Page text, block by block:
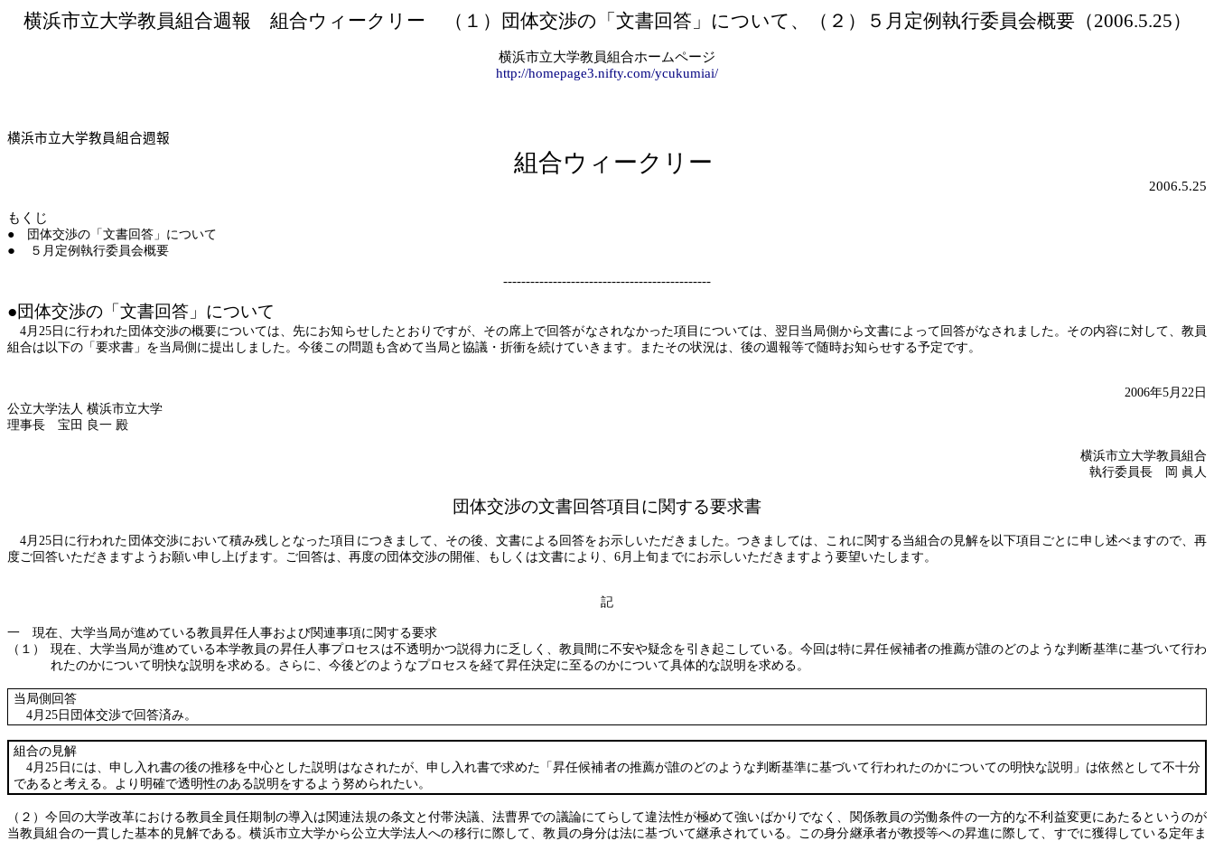
横浜市立大学教員組合週報 組合ウィークリー （１）団体交渉の「文書回答」について、（２）５月定例執行委員会概要（2006.5.25）
横浜市立大学教員組合ホームページ
http://homepage3.nifty.com/ycukumiai/
横浜市立大学教員組合週報
組合ウィークリー
2006.5.25
もくじ
● 団体交渉の「文書回答」について
● ５月定例執行委員会概要
----------------------------------------------
●団体交渉の「文書回答」について
4月25 日に行われた団体交渉の概要については、先にお知らせしたとおりですが、その席上で回答がなされなかった項目については、翌日当局側から文書によって回答がなされました。その内容に対して、教員
組合は以下の「要求書」を当局側に提出しました。今後この問題も含めて当局と協議・折衝を続けていきます。またその状況は、後の週報等で随時お知らせする予定です。
2006年5月 22 日
公立大学法人 横浜市立大学
理事長 宝田
良一 殿
横浜市立大学教員組合
執行委員長 岡 眞人
団体交渉の文書回答項目に関する要求書
4月25 日に行われた団体交渉において積み残しとなった項目につきまして、その後、文書による回答をお示しいただきました。つきましては、これに関する当組合の見解を以下項目ごとに申し述べますので、再
度ご回答いただきますようお願い申し上げます。ご回答は、再度の団体交渉の開催、もしくは文書により、 6月上旬までにお示しいただきますよう要望いたします。
記
一 現在、大学当局が進めている教員昇任人事および関連事項に関する要求
（１）
現在、大学当局が進めている本学教員の昇任人事プロセスは不透明かつ説得力に乏しく、教員間に不安や疑念を引き起こしている。今回は特に昇任候補者の推薦が誰のどのような判断基準に基づいて行わ
れたのかについて明快な説明を求める。さらに、今後どのようなプロセスを経て昇任決定に至るのかについて具体的な説明を求める。
当局側回答
4月 25日団体交渉で回答済み。
組合の見解
4 月 25 日には、申し入れ書の後の推移を中心とした説明はなされたが、申し入れ書で求めた「昇任候補者の推薦が誰のどのような判断基準に基づいて行われたのかについての明快な説明」は依然として不十分
であると考える。より明確で透明性のある説明をするよう努められたい。
（２）今回の大学改革における教員全員任期制の導入は関連法規の条文と付帯決議、法曹界での議論にてらして違法性が極めて強いばかりでなく、関係教員の労働条件の一方的な不利益変更にあたるというのが
当教員組合の一貫した基本的見解である。横浜市立大学から公立大学法人への移行に際して、教員の身分は法に基づいて継承されている。この身分継承者が教授等への昇進に際して、すでに獲得している定年ま